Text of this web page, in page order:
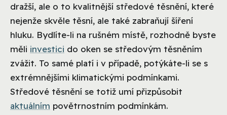
dražší, ale o to kvalitnější středové těsnění, které
nejenže skvěle těsní, ale také zabraňují šíření
hluku. Bydlíte-li na rušném místě, rozhodně byste
měli investici do oken se středovým těsněním
zvážit. To samé platí i v případě, potýkáte-li se s
extrémnějšími klimatickými podmínkami.
Středové těsnění se totiž umí přizpůsobit
aktuálním povětrnostním podmínkám.